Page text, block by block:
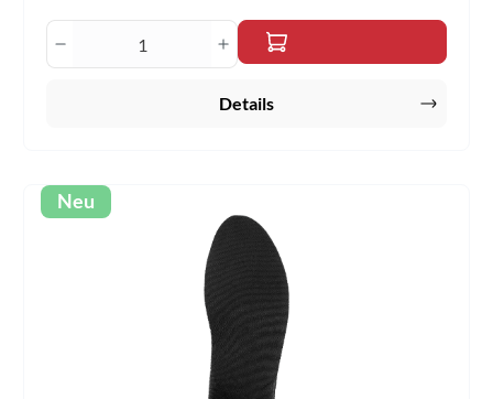
Produkt Anzahl: Gib den gewünschten
Details
Neu